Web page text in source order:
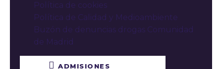
Política de cookies
Política de Calidad y Medioambiente
Buzón de denuncias drogas Comunidad
de Madrid
ADMISIONES